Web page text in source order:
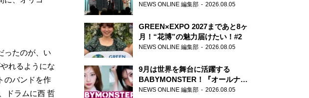
ったのが、い
れるようにな
のバンドを作
ドラムに西 哲
ー『アナスタシア』を紹介
NEWS ONLINE 編集部 2026.08.05
GREEN×EXPO 2027まであと8ヶ
月！“花博”の魅力届けたい！#2
NEWS ONLINE 編集部 2026.08.05
9月は世界を舞台に活躍する
BABYMONSTER！『オールナイ
トニッポンPODCAST』月替わり
NEWS ONLINE 編集部 2026.08.05